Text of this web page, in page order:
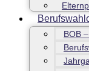
BOB